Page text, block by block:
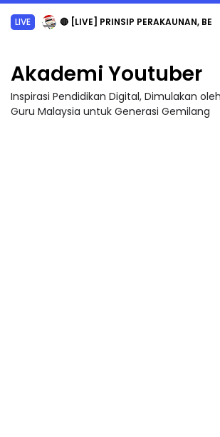
LIVE 🔴 [LIVE] PRINSIP PERAKAUNAN, BEDAH TUNTAS SOALAN 1 TRIAL OLEH CIKGU ...
Akademi Youtuber
Inspirasi Pendidikan Digital, Dimulakan
Guru Malaysia untuk Generasi Gemilang